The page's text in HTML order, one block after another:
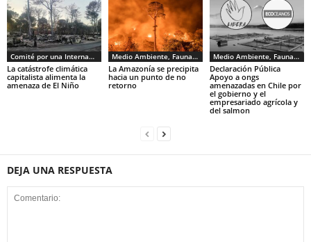
Comité por una Internacional de los Trabajadores - CIT
La catástrofe climática
capitalista alimenta la
amenaza de El Niño
Medio Ambiente, Fauna y Sociedad
La Amazonía se precipita
hacia un punto de no
retorno
Medio Ambiente, Fauna y Sociedad
Declaración Pública
Apoyo a ongs
amenazadas en Chile por
el gobierno y el
empresariado agrícola y
del salmon
DEJA UNA RESPUESTA